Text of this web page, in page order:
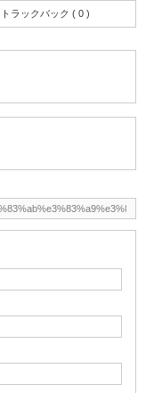
トラックバック ( 0 )